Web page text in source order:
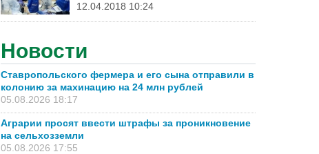
12.04.2018 10:24
Новости
Ставропольского фермера и его сына отправили в
колонию за махинацию на 24 млн рублей
05.08.2026 18:17
Аграрии просят ввести штрафы за проникновение
на сельхозземли
05.08.2026 17:55